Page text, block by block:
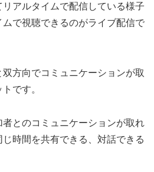
アルタイムで配信している様子
で視聴できるのがライブ配信で
方向でコミュニケーションが取
です。
とのコミュニケーションが取れ
時間を共有できる、対話できる